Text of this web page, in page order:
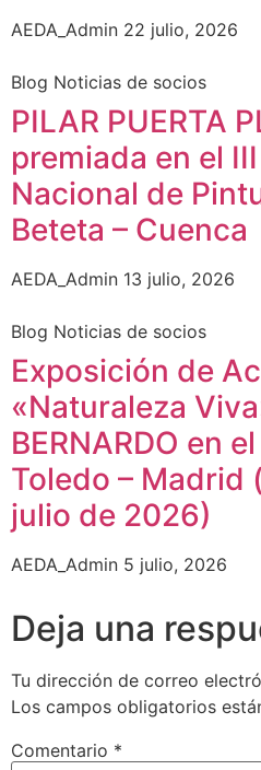
AEDA_Admin 22 julio, 2026
Blog Noticias de socios
PILAR PUERTA
premiada en el
Nacional de
Beteta – Cuenca
AEDA_Admin 13 julio, 2026
Blog Noticias de socios
Exposición de
«Naturaleza
BERNARDO en
Toledo – Madrid
julio de 2026)
AEDA_Admin 5 julio, 2026
Deja una
Tu dirección de correo
Los campos obligatorios
Comentario *